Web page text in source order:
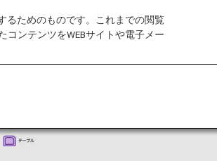
るためのものです。これまでの閲覧
ンテンツをWEBサイトや電子メー